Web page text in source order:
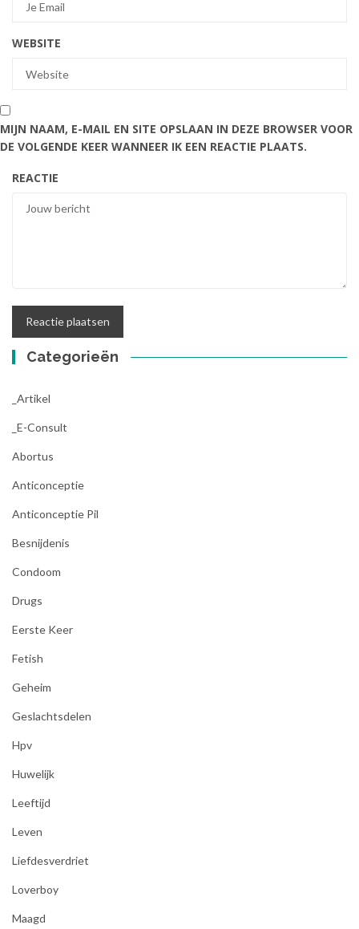
WEBSITE
MIJN NAAM, E-MAIL EN SITE OPSLAAN IN DEZE BROWSER VOOR
DE VOLGENDE KEER WANNEER IK EEN REACTIE PLAATS.
REACTIE
Categorieën
_Artikel
_E-Consult
Abortus
Anticonceptie
Anticonceptie Pil
Besnijdenis
Condoom
Drugs
Eerste Keer
Fetish
Geheim
Geslachtsdelen
Hpv
Huwelijk
Leeftijd
Leven
Liefdesverdriet
Loverboy
Maagd